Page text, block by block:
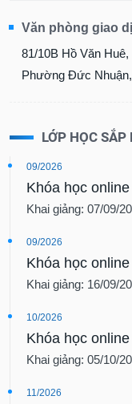
Văn phòng giao
81/10B Hồ Văn Huê,
Phường Đức
LỚP HỌC
09/2026
Khóa học
Khai giảng: 07/09/
09/2026
Khóa học
Khai giảng: 16/09/
10/2026
Khóa học
Khai giảng: 05/10/
11/2026